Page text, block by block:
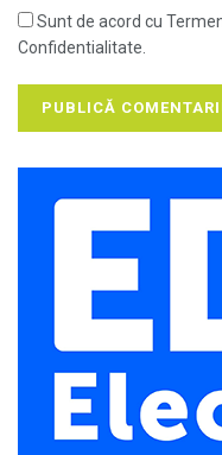
Sunt de acord cu
Confidentialitate.